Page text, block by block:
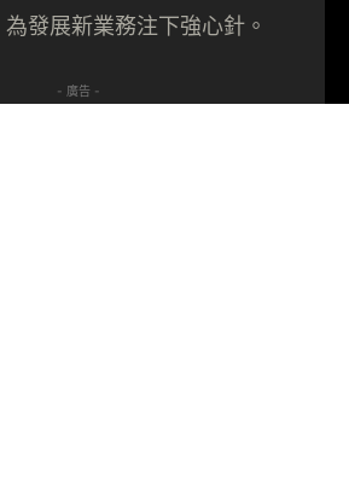
發展新業務注下強心針。
- 廣告 -